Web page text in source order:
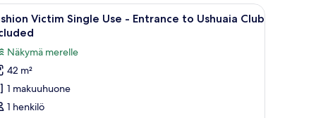
on näkymä merelle, sekä pieni oleskelualue.Hotellihuone, jossa on sänky, parveke, jolta
8
Victim Single Use - Entrance to Ushuaia Club
Näkymä merelle
42 m²
1 makuuhuone
1 henkilö